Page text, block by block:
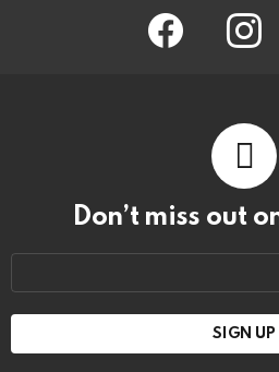
facebook
Don’t miss out